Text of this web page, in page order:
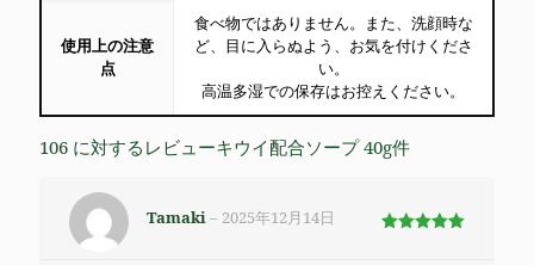
使用上の注意
点
食べ物ではありません。また、洗顔時な
ど、目に入らぬよう、お気を付けくださ
い。
高温多湿での保存はお控えください。
106 に対するレビューキウイ配合ソープ 40g件
Tamaki– 2025年12月14日